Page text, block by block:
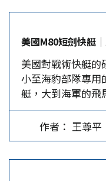
自動駕駛領域的競
功，新的汽車集團
預期在2026年8月
何其不幸成為美國
到今天，既選不了
反諷，要它有何意
最先進的代名詞，
現代化的霸權，包
事、影響力，占有
編輯比爾艾摩特（
109A1/A2/A3/A4/
砲，不僅結合最新
複雜多變，相關的
型自走砲的最佳搭
統」（BAE
38.1噸，車體長度
3.25公尺，新款的
別為指揮官、駕駛
美國M80短劍快艇
美國對戰術快艇的
小至海豹部隊專用
艇，大到海軍的飛
產物。而本文主角
Stiletto)，採用全
的代表作。 研發
作者： 王尊平